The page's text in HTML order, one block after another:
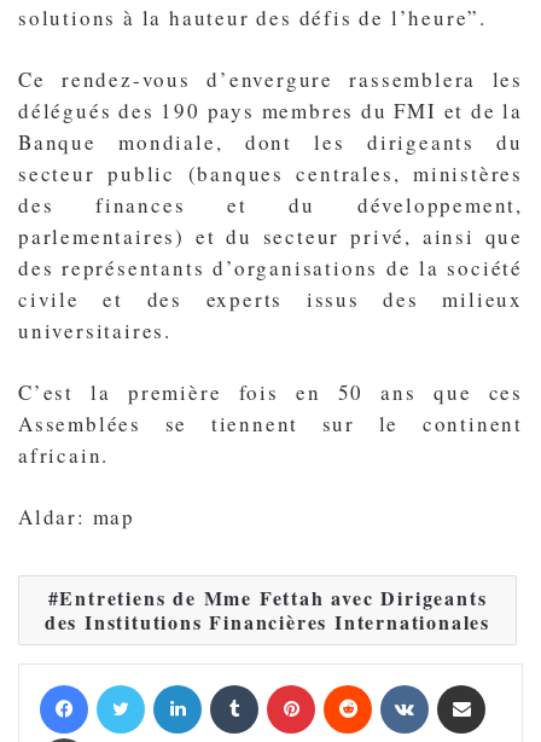
solutions à la hauteur des défis de l’heure”.
Ce rendez-vous d’envergure rassemblera les
délégués des 190 pays membres du FMI et de la
Banque mondiale, dont les dirigeants du
secteur public (banques centrales, ministères
des finances et du développement,
parlementaires) et du secteur privé, ainsi que
des représentants d’organisations de la société
civile et des experts issus des milieux
universitaires.
C’est la première fois en 50 ans que ces
Assemblées se tiennent sur le continent
africain.
Aldar: map
Entretiens de Mme Fettah avec Dirigeants
des Institutions Financières Internationales